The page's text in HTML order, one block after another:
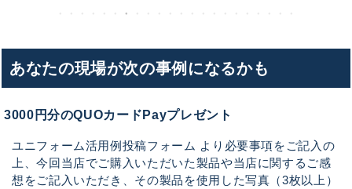
あなたの現場が次の事例になるかも
3000円分のQUOカードPayプレゼント
ユニフォーム活用例投稿フォーム より必要事項をご記入の
上、今回当店でご購入いただいた製品や当店に関するご感
想をご記入いただき、その製品を使用した写真（3枚以上）